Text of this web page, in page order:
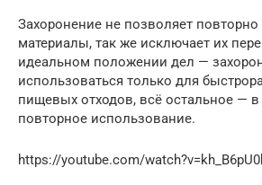
Захоронение не позволяет
материалы, так же исключает их
идеальном положении дел —
использоваться только для
пищевых отходов, всё остальное — в
повторное использование.
https://youtube.com/